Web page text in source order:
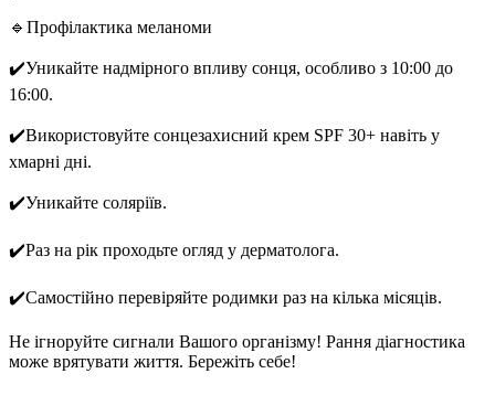
🔹Профілактика меланоми
✔️Уникайте надмірного впливу сонця, особливо з 10:00 до
16:00.
✔️Використовуйте сонцезахисний крем SPF 30+ навіть у
хмарні дні.
✔️Уникайте соляріїв.
✔️Раз на рік проходьте огляд у дерматолога.
✔️Самостійно перевіряйте родимки раз на кілька місяців.
Не ігноруйте сигнали Вашого організму! Рання діагностика
може врятувати життя. Бережіть себе!